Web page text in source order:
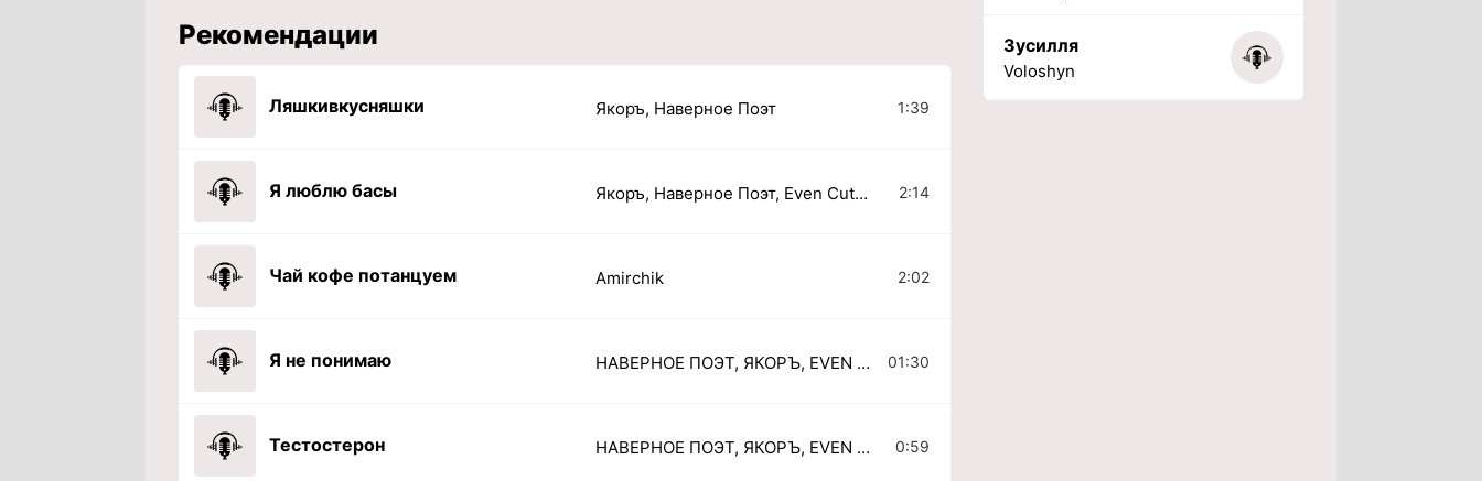
Рекомендации
Ляшкивкусняшки Якоръ, Наверное Поэт 1:39
Я люблю басы Якоръ, Наверное Поэт, Even Cute, Ernest Merkel 2:14
Чай кофе потанцуем Amirchik 2:02
Я не понимаю НАВЕРНОЕ ПОЭТ, ЯКОРЪ, EVEN CUTE, MAFANYA 01:30
Тестостерон НАВЕРНОЕ ПОЭТ, ЯКОРЪ, EVEN CUTE 0:59
Зусилля
Voloshyn